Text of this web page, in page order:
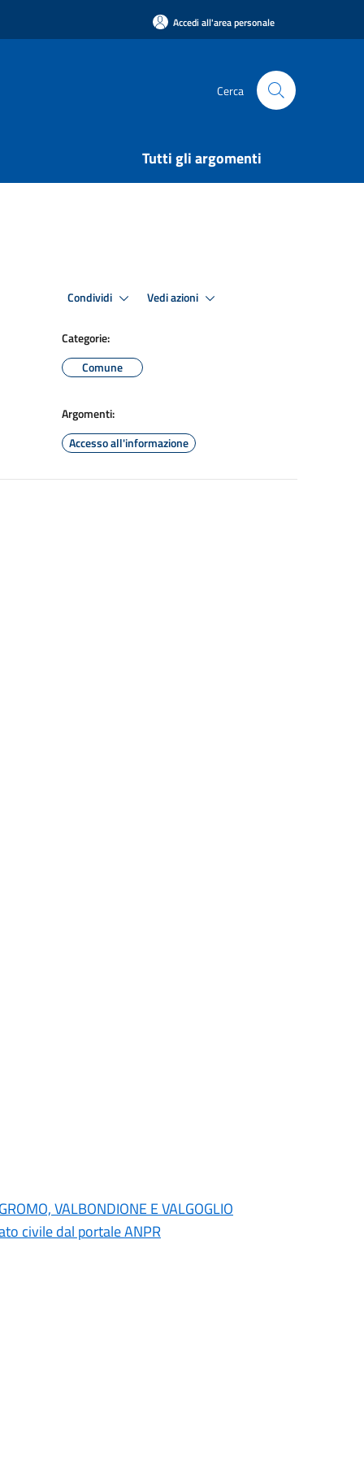
Accedi all'area personale
Cerca
Tutti gli argomenti
Condividi Vedi azioni
Categorie:
Comune
Argomenti:
Accesso all'informazione
VALBONDIONE E VALGOGLIO
civile dal portale ANPR